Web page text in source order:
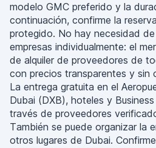
modelo GMC preferido y la
continuación, confirme la
protegido. No hay necesidad de
empresas individualmente: el
de alquiler de proveedores de
con precios transparentes y sin
La entrega gratuita en el
Dubai (DXB), hoteles y
través de proveedores
También se puede organizar la
otros lugares de Dubai.